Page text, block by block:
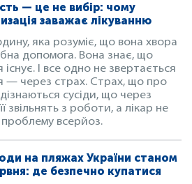
— це не вибір: чому
заважає лікуванню
яка розуміє, що вона хвора
допомога. Вона знає, що
існує. І все одно не звертається
— через страх. Страх, що про
сусіди, що через
звільнять з роботи, а лікар не
всерйоз.
на пляжах України станом
де безпечно купатися